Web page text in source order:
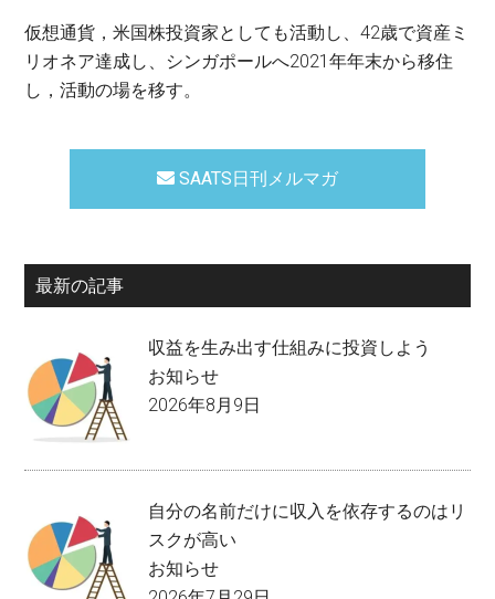
仮想通貨，米国株投資家としても活動し、42歳で資産ミ
リオネア達成し、シンガポールへ2021年年末から移住
し，活動の場を移す。
SAATS日刊メルマガ
最新の記事
収益を生み出す仕組みに投資しよう
お知らせ
2026年8月9日
自分の名前だけに収入を依存するのはリ
スクが高い
お知らせ